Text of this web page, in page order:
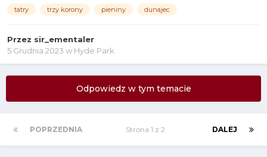
tatry trzy korony pieniny dunajec
Przez sir_ementaler
5 Grudnia 2023 w Hyde Park
Odpowiedz w tym temacie
POPRZEDNIA DALEJ
Strona 1 z 2